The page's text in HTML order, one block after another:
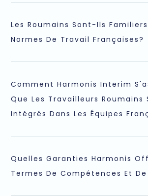
Les Roumains Sont-Ils
Normes De Travail Françaises?
Comment Harmonis Interim
Que Les Travailleurs Roumains
Intégrés Dans Les Équipes
Quelles Garanties Harmonis
Termes De Compétences Et